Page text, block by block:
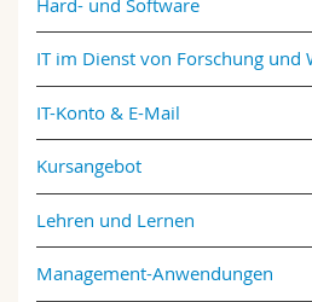
IT im Dienst von Forschung und
IT-Konto & E-Mail
Kursangebot
Lehren und Lernen
Management-Anwendungen